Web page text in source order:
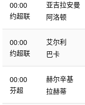
00:00
约超联
亚吉拉安曼
阿洛顿
00:00
约超联
艾尔利
巴卡
00:00
芬超
赫尔辛基
拉赫蒂